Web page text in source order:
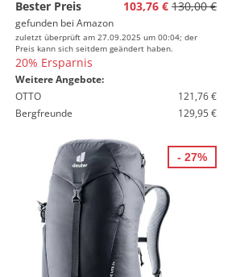
Bester Preis
103,76 € 130,00 €
gefunden bei Amazon
zuletzt überprüft am 27.09.2025 um 00:04; der
Preis kann sich seitdem geändert haben.
20% Ersparnis
Weitere Angebote:
OTTO
121,76 €
Bergfreunde
129,95 €
- 27%